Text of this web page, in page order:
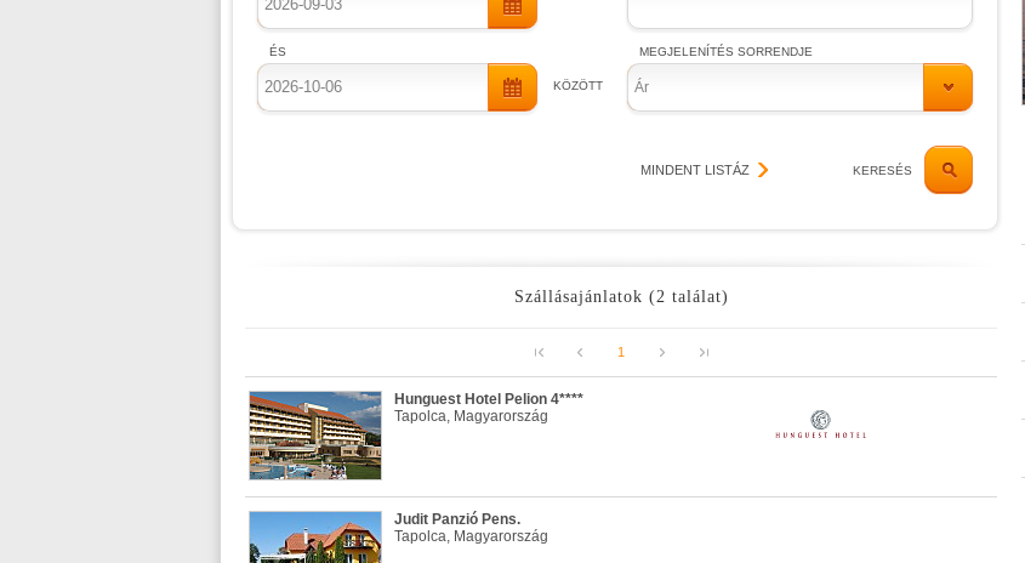
ÉS
KÖZÖTT
MEGJELENÍTÉS SORRENDJE
Ár
KERESÉS
MINDENT LISTÁZ
Szállásajánlatok (2 találat)
1
Hunguest Hotel Pelion 4****
Tapolca, Magyarország
Judit Panzió Pens.
Tapolca, Magyarország